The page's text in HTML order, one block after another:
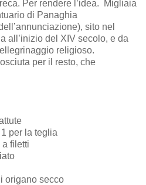
Per rendere l’idea.
Migliaia
di Panaghia
sito nel
all’inizio del XIV secolo, e da
religioso.
per il resto, che
per la teglia
filetti
origano secco